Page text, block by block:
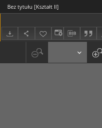
Bez tytułu [Kształt II]